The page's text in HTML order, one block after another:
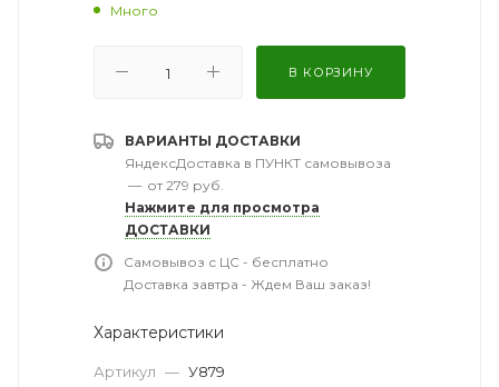
Много
В КОРЗИНУ
ВАРИАНТЫ ДОСТАВКИ
ЯндексДоставка в ПУНКТ самовывоза
— от 279 руб.
Нажмите для просмотра
ДОСТАВКИ
Самовывоз с ЦС - бесплатно
Доставка завтра - Ждем Ваш заказ!
Характеристики
Артикул — У879